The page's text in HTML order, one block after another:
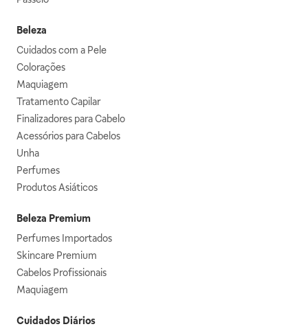
Beleza
Cuidados com a Pele
Colorações
Maquiagem
Tratamento Capilar
Finalizadores para Cabelo
Acessórios para Cabelos
Unha
Perfumes
Produtos Asiáticos
Beleza Premium
Perfumes Importados
Skincare Premium
Cabelos Profissionais
Maquiagem
Cuidados Diários